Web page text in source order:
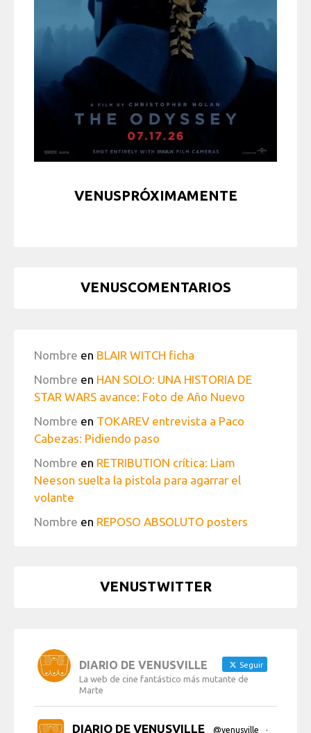
VENUSPRÓXIMAMENTE
VENUSCOMENTARIOS
Nombre en BLAIR WITCH ficha
Nombre en HAN SOLO: UNA HISTORIA DE
STAR WARS avance: Foto de Año Nuevo
Nombre en TOKAREV entrevista a Paco
Cabezas: Pidiendo paso
Nombre en RETRIBUTION crítica: Liam
Neeson suelta la pistola para agarrar el
volante
Nombre en REPOSO ABSOLUTO posters
VENUSTWITTER
DIARIO DE VENUSVILLE Seguir
La web de cine fantástico más mutante de
Marte
DIARIO DE VENUSVILLE @venusville
·